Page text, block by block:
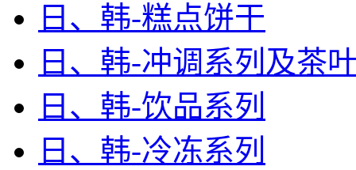
日、韩-糕点饼干
日、韩-冲调系列及茶
日、韩-饮品系列
日、韩-冷冻系列